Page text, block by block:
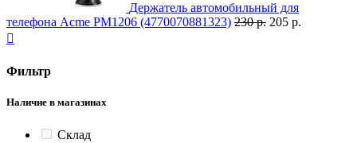
Держатель автомобильный для
телефона Acme PM1206 (4770070881323) 230 р. 205 р.

Фильтр
Наличие в магазинах
Склад